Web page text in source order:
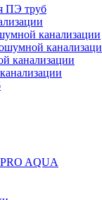
ПЭ труб
канализации
канализации
AQUA